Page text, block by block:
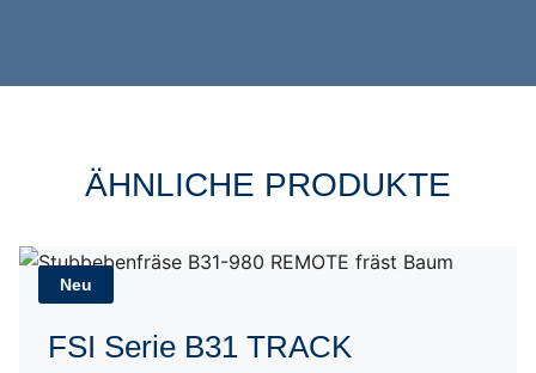
ÄHNLICHE PRODUKTE
Neu
FSI Serie B31 TRACK